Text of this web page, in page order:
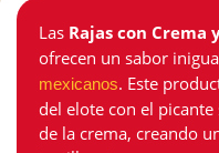
Las Rajas con Crema
ofrecen un sabor
mexicanos. Este
del elote con el
de la crema, creando